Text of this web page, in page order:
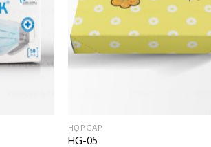
HỘP GẤP
HG-05